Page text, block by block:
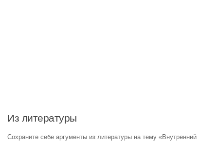
Из литературы
Сохраните себе аргументы из литературы на тему «Внутренний